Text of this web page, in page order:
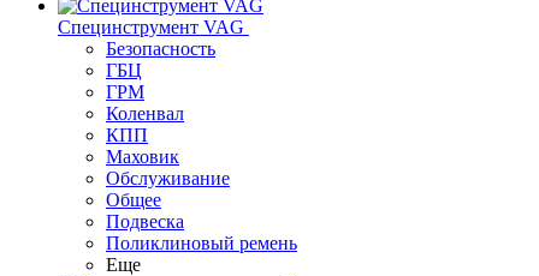
Специнструмент VAG
Безопасность
ГБЦ
ГРМ
Коленвал
КПП
Маховик
Обслуживание
Общее
Подвеска
Поликлиновый ремень
Еще